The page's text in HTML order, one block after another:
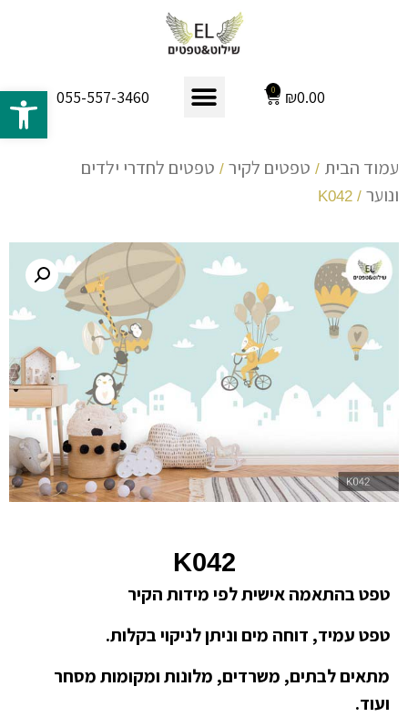
₪0.00
0
055-557-3460
עמוד הבית / טפטים לקיר / טפטים לחדרי ילדים
ונוער / K042
K042
טפט בהתאמה אישית לפי מידות הקיר
טפט עמיד, דוחה מים וניתן לניקוי בקלות.
מתאים לבתים, משרדים, מלונות ומקומות מסחר
ועוד.